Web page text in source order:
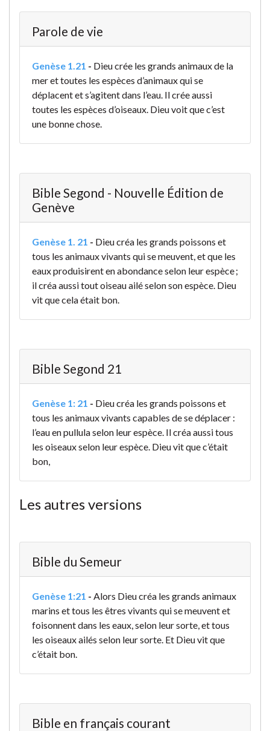
Parole de vie
Genèse 1.21 - Dieu crée les grands animaux de la
mer et toutes les espèces d’animaux qui se
déplacent et s’agitent dans l’eau. Il crée aussi
toutes les espèces d’oiseaux. Dieu voit que c’est
une bonne chose.
Bible Segond - Nouvelle Édition de
Genève
Genèse 1. 21 - Dieu créa les grands poissons et
tous les animaux vivants qui se meuvent, et que les
eaux produisirent en abondance selon leur espèce ;
il créa aussi tout oiseau ailé selon son espèce. Dieu
vit que cela était bon.
Bible Segond 21
Genèse 1: 21 - Dieu créa les grands poissons et
tous les animaux vivants capables de se déplacer :
l’eau en pullula selon leur espèce. Il créa aussi tous
les oiseaux selon leur espèce. Dieu vit que c’était
bon,
Les autres versions
Bible du Semeur
Genèse 1:21 - Alors Dieu créa les grands animaux
marins et tous les êtres vivants qui se meuvent et
foisonnent dans les eaux, selon leur sorte, et tous
les oiseaux ailés selon leur sorte. Et Dieu vit que
c’était bon.
Bible en français courant